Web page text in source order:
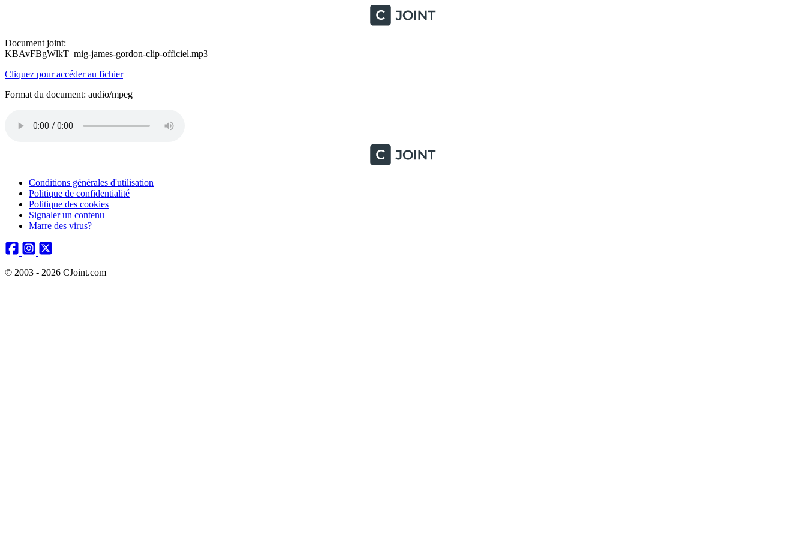
Document joint:
KBAvFBgWlkT_mig-james-gordon-clip-officiel.mp3
Cliquez pour accéder au fichier
Format du document: audio/mpeg
Conditions générales d'utilisation
Politique de confidentialité
Politique des cookies
Signaler un contenu
Marre des virus?
© 2003 - 2026 CJoint.com